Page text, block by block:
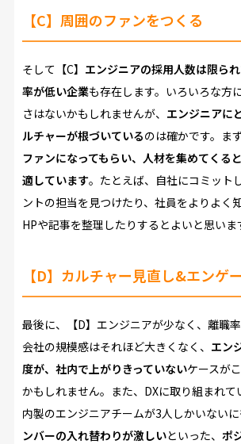
【C】周囲のファンをつくる
そして【C】 エンジニアの採用人数は限ら
率が低い企業も存在します。いろいろな方
さはないかもしれませんが、 エンジニアに
ルチャーが根づいているのは確かです。まず
ファンになってもらい、人材を集めてくる
適しています。たとえば、自社にコミット
ントの担当を見つけたり、社員をよりよく
HPや記事を整理したりするとよいと思いま
【D】カルチャー見直し&エンゲ
最後に、【D】エンジニアが少なく、離職率
会社の規模感はそれほど大きくなく、 エン
度が、社内で上がりきっていないケースが
かもしれません。また、DXに取り組まれて
内製のエンジニアチームが3人しかいないに
ンバーの入れ替わりが激しいといった、 ポ